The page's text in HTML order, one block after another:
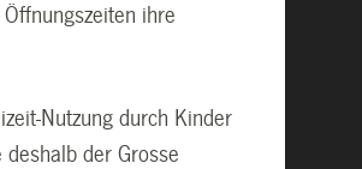
ihre
Nutzung durch Kinder
der Grosse